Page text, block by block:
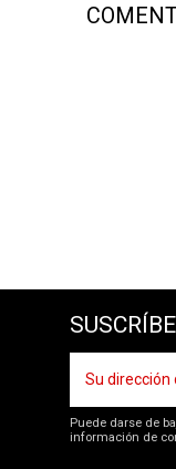
Puede darse de
información de